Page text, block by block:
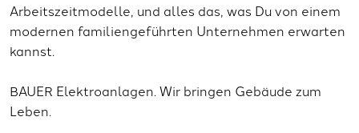
Arbeitszeitmodelle, und alles das, was Du von einem
modernen familiengeführten Unternehmen erwarten
kannst.
BAUER Elektroanlagen. Wir bringen Gebäude zum
Leben.